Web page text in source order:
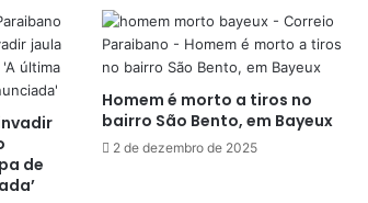
o
p
a
r
a
c
de
Homem é morto a tiros no
bairro São Bento, em Bayeux
2 de dezembro de 2025